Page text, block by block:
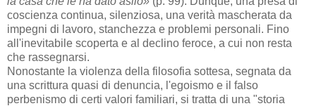
coscienza continua, silenziosa, una verità mascherata da
impegni di lavoro, stanchezza e problemi personali. Fino
all'inevitabile scoperta e al declino feroce, a cui non resta
che rassegnarsi.
Nonostante la violenza della filosofia sottesa, segnata da
una scrittura quasi di denuncia, l'egoismo e il falso
perbenismo di certi valori familiari, si tratta di una "storia